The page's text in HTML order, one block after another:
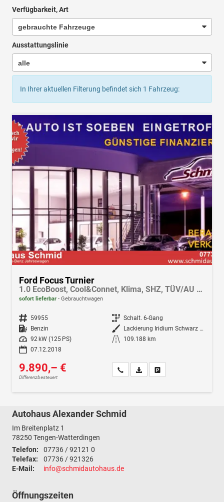
Verfügbarkeit, Art
Ausstattungslinie
In Ihrer aktuellen Filterung befindet sich 1 Fahrzeug:
Ford Focus Turnier
1.0 EcoBoost, Cool&Connet, Klima, SHZ, TÜV/AU NEU, LHZ, Navi, PDC vo.+hi., 8 fach Bereifung
sofort lieferbar Gebrauchtwagen
Fahrzeugnr. 59955 Getriebe Schalt. 6-Gang
Kraftstoff Benzin Außenfarbe
Lackierung Iridium Schwarz Metallic
Leistung
92 kW (125 PS) Kilometerstand
109.188 km
07.12.2018
9.890,– €
Differenzbesteuert
Wir rufen Sie anFahrzeugexposé (PDF)
Autohaus Alexander Schmid
Im Breitenplatz 1
78250 Tengen-Watterdingen
Telefon:
07736 / 92121 0
Telefax:
07736 / 921326
E-Mail:
info@schmidautohaus.de
Öffnungszeiten